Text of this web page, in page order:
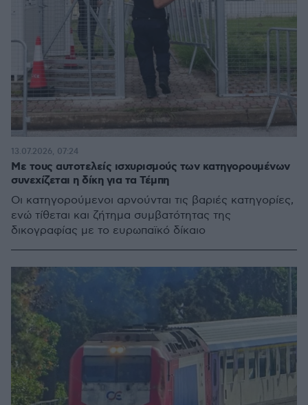
Με τους αυτοτελείς ισχυρισμούς των κατηγορουμένων
συνεχίζεται η δίκη για τα Τέμπη
Οι κατηγορούμενοι αρνούνται τις βαριές κατηγορίες,
ενώ τίθεται και ζήτημα συμβατότητας της
δικογραφίας με το ευρωπαϊκό δίκαιο
13.07.2026, 07:24